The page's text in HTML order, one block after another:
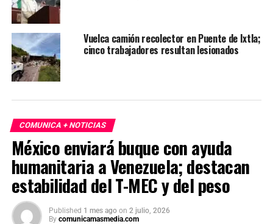
Vuelca camión recolector en Puente de Ixtla;
cinco trabajadores resultan lesionados
COMUNICA + NOTICIAS
México enviará buque con ayuda
humanitaria a Venezuela; destacan
estabilidad del T-MEC y del peso
Published 1 mes ago on 2 julio, 2026
By comunicamasmedia.com